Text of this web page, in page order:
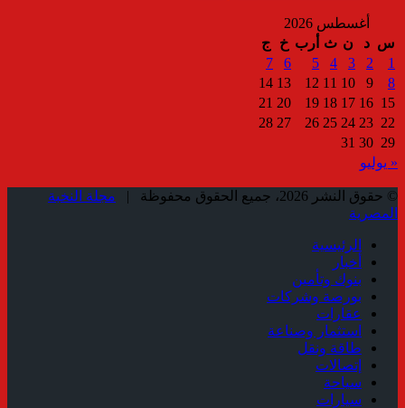
أغسطس 2026
س د ن ث أرب خ
ج
1
2
3
4
5
6
7
8
9
10
11
12
13
14
15
16
17
18
19
20
21
22
23
24
25
26
27
28
29
30
31
« يوليو
© حقوق النشر 2026، جميع الحقوق محفوظة |
مجلة النخبة
المصرية
الرئيسية
أخبار
بنوك وتأمين
بورصة وشركات
عقارات
استثمار وصناعة
طاقة ونقل
إتصالات
سياحة
سيارات